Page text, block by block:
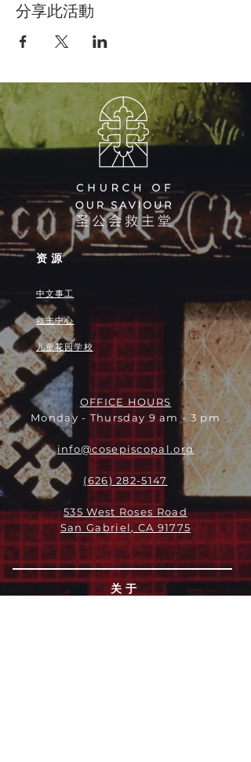
分享此活動
资源
中文事工
救主中心
儿童花园学校
OFFICE HOURS
Monday - Thursday 9 am - 3 pm
info@cosepiscopal.org
(626) 282-5147
535 West Roses Road
San Gabriel, CA 91775
关于